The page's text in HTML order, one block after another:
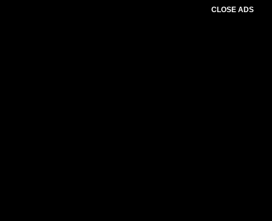
CLOSE ADS